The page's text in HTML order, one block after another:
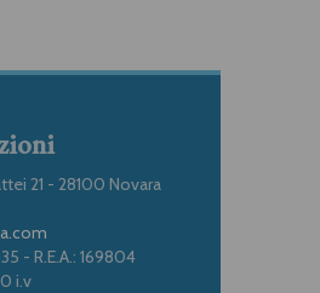
21 - 28100 Novara
- R.E.A.: 169804
i.v